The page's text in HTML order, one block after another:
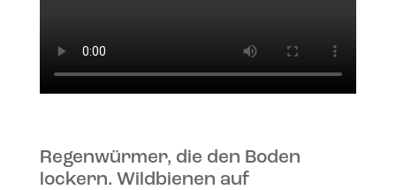
Regenwürmer, die den Boden
lockern. Wildbienen auf